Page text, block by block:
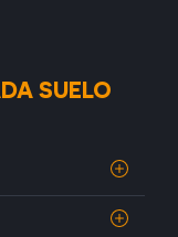
SUELO